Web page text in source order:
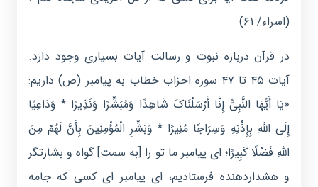
(اسراء/ ۶۱)
در قرآن درباره نبوت و رسالت آیات بسیاری وجود دارد.
آیات ۴۵ تا ۴۷ سوره احزاب خطاب به پیامبر (ص) داریم:
«یَا أَیُّهَا النَّبِیُّ إِنَّا أَرْسَلْنَاکَ شَاهِدًا وَمُبَشِّرًا وَنَذِیرًا * وَدَاعِیًا
إِلَى اللَّهِ بِإِذْنِهِ وَسِرَاجًا مُنِیرًا * وَبَشِّرِ الْمُؤْمِنِینَ بِأَنَّ لَهُمْ مِنَ
اللَّهِ فَضْلًا کَبِیرًا؛ اى پیامبر ما تو را [به سمت] گواه و بشارتگر
و هشداردهنده فرستادیم، ای پیامبر ای کسی که جامه